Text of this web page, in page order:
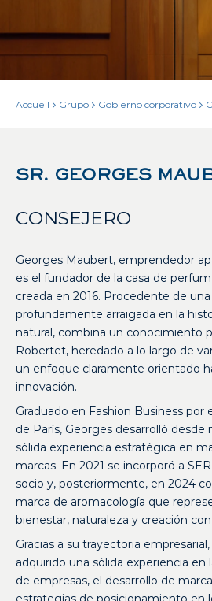
Accueil Grupo Gobierno corporativo
SR. GEORGES
CONSEJERO
Georges Maubert, emprendedor
es el fundador de la casa de
creada en 2016. Procedente de
profundamente arraigada en la
natural, combina un conocimiento
Robertet, heredado a lo largo de
un enfoque claramente orientado
innovación.
Graduado en Fashion Business
de París, Georges desarrolló
sólida experiencia estratégica en
marcas. En 2021 se incorporó a
socio y, posteriormente, en 2024
marca de aromacología que
bienestar, naturaleza y creación
Gracias a su trayectoria
adquirido una sólida experiencia en
de empresas, el desarrollo de